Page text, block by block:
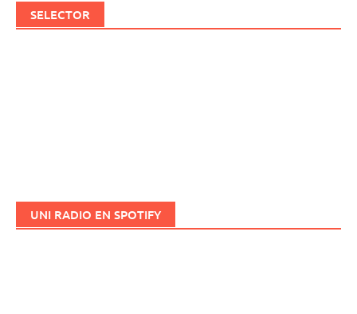
SELECTOR
UNI RADIO EN SPOTIFY